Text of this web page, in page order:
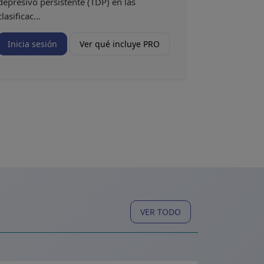
Inicia sesión Ver qué incluye PRO
VER TODO